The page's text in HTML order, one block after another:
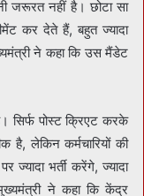
जरूरत नहीं है। छोटा सा
कर देते हैं, बहुत ज्यादा
ने कहा कि उस मैंडेट
सिर्फ पोस्ट क्रिएट करके
है, लेकिन कर्मचारियों की
भर्ती करेंगे, ज्यादा
ने कहा कि केंद्र